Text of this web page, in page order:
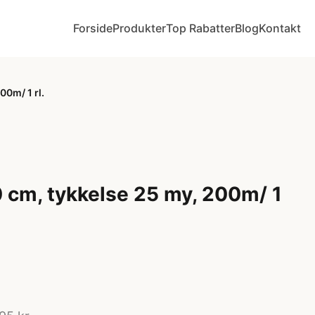
ForsideProdukterTop RabatterBlogKontakt
1 rl.
cm, tykkelse 25 my, 200m/ 1